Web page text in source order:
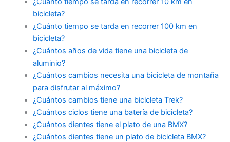
bicicleta?
¿Cuánto tiempo se tarda en recorrer 100 km en
bicicleta?
¿Cuántos años de vida tiene una bicicleta de
aluminio?
¿Cuántos cambios necesita una bicicleta de montaña
para disfrutar al máximo?
¿Cuántos cambios tiene una bicicleta Trek?
¿Cuántos ciclos tiene una batería de bicicleta?
¿Cuántos dientes tiene el plato de una BMX?
¿Cuántos dientes tiene un plato de bicicleta BMX?